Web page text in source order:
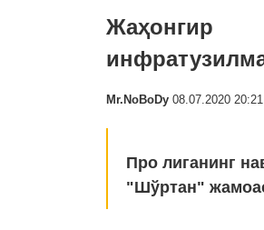
Жаҳонгир
Mr.NoBoDy 08.07.2020 20:21
Про лиганинг
"Шўртан"